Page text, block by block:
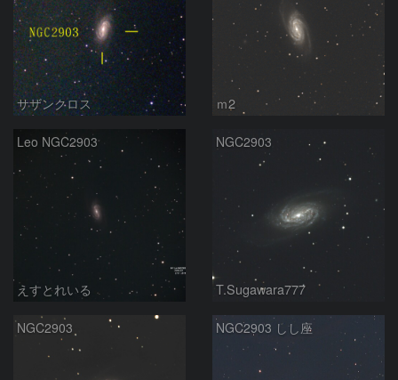
サザンクロス ｍ2
Leo NGC2903
えすとれいる
NGC2903
T.Sugawara777
NGC2903 NGC2903 しし座